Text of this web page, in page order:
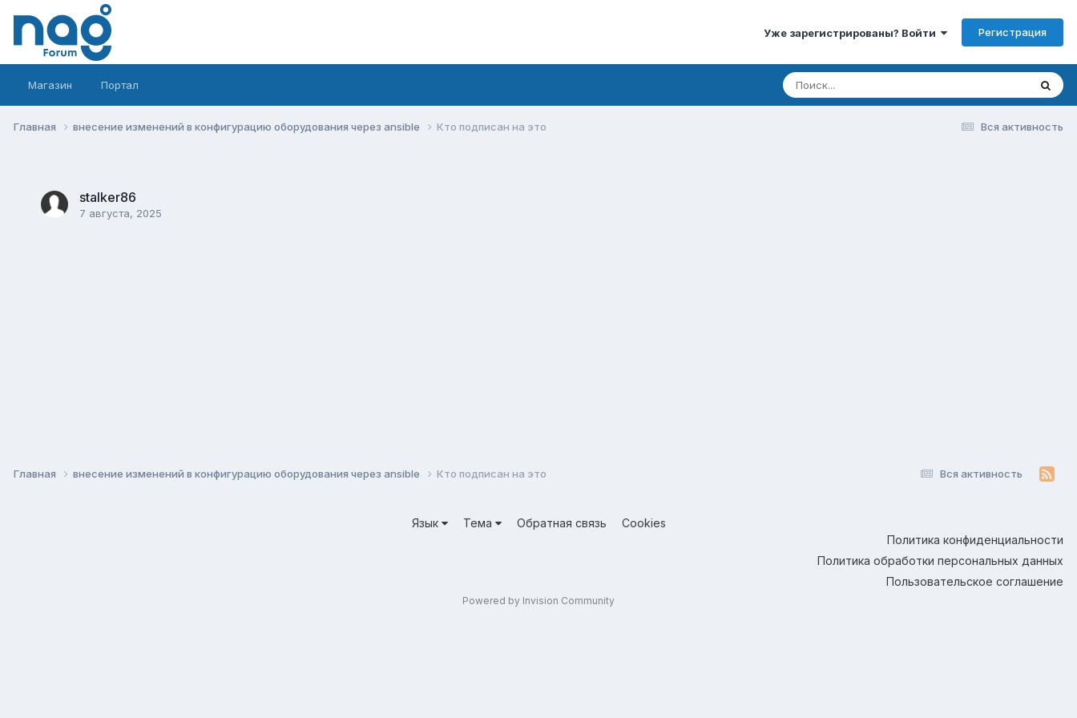
Уже зарегистрированы? Войти Регистрация
Магазин Портал
Вся активность
Главная внесение изменений в конфигурацию оборудования через ansible Кто подписан на это
stalker86
7 августа, 2025
Вся активность
Главная внесение изменений в конфигурацию оборудования через ansible Кто подписан на это
Язык Тема Обратная связь
Cookies
Политика конфиденциальности
Политика обработки персональных данных
Пользовательское соглашение
Powered by Invision Community